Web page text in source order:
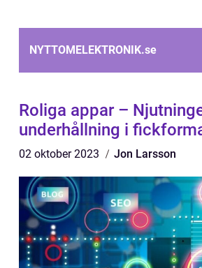
NYTTOMELEKTRONIK.se
Roliga appar –
underhållning i
02 oktober 2023 Jon Larsson